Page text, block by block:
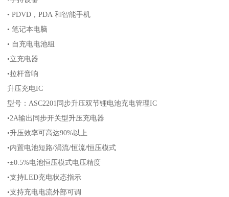
• PDVD，PDA 和智能手机
• 笔记本电脑
• 自充电电池组
•立充电器
•拉杆音响
升压充电IC
型号：ASC2201同步升压双节锂电池充电管理IC
•2A输出同步开关型升压充电器
•升压效率可高达90%以上
•内置电池短路/涓流/恒流/恒压模式
•±0.5%电池恒压模式电压精度
•支持LED充电状态指示
•支持充电电流外部可调